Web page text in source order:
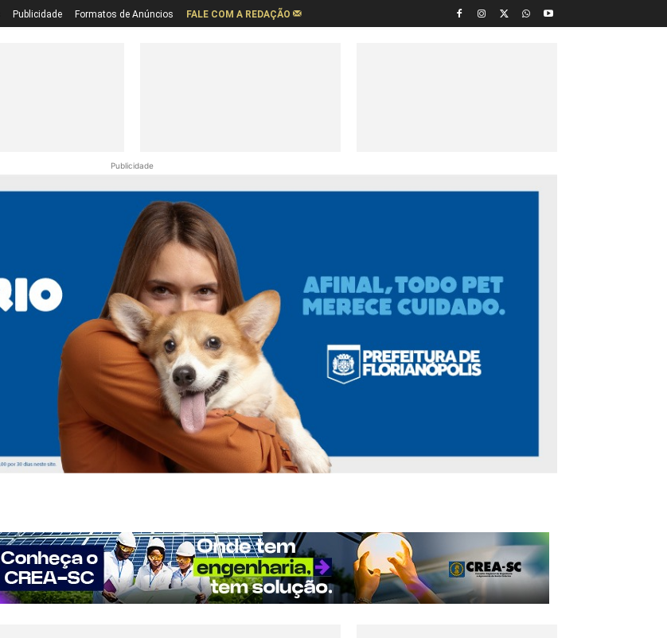
Publicidade Formatos de Anúncios FALE COM A REDAÇÃO
Publicidade